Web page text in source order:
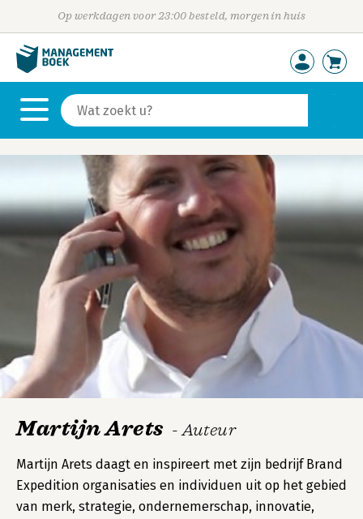
Op werkdagen voor 23:00 besteld, morgen in huis
Martijn Arets - Auteur
Martijn Arets daagt en inspireert met zijn bedrijf Brand
Expedition organisaties en individuen uit op het gebied
van merk, strategie, ondernemerschap, innovatie,